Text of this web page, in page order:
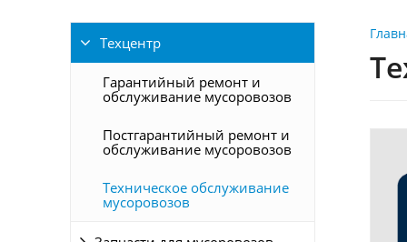
Техцентр
Гарантийный ремонт и
обслуживание мусоровозов
Постгарантийный ремонт и
обслуживание мусоровозов
Техническое обслуживание
мусоровозов